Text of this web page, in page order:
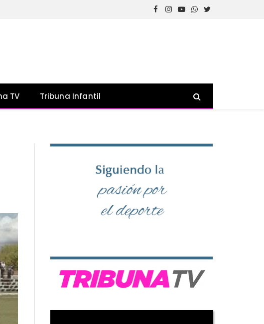
Facebook
Instagram
YouTube
WhatsApp
Twitter
TV Tribuna Infantil